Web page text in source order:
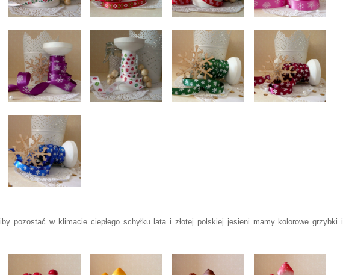
pozostać w klimacie ciepłego schyłku lata i złotej polskiej jesieni mamy kolorowe grzybki i